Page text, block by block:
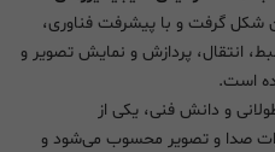
شکل گرفت و با پیشرفت فناوری،
انتقال، پردازش و نمایش تصویر و
است.
و دانش فنی، یکی از
صدا و تصویر محسوب می‌شود و